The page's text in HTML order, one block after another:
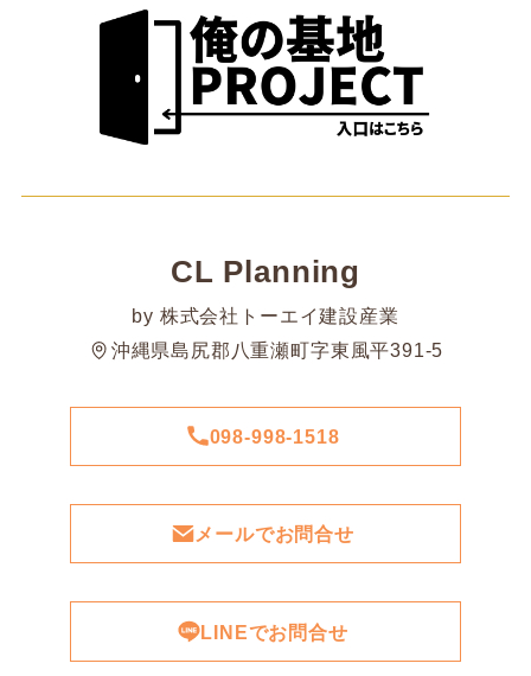
CL Planning
by 株式会社トーエイ建設産業
沖縄県島尻郡八重瀬町字東風平391-5
098-998-1518
メールでお問合せ
LINEでお問合せ